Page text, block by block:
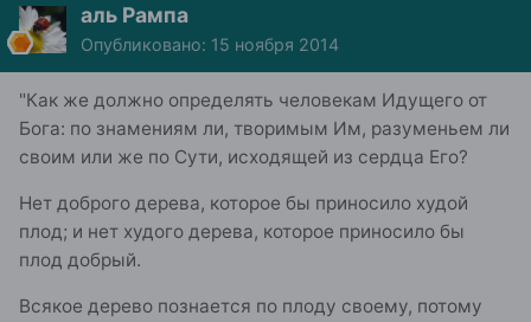
аль Рампа
Опубликовано: 15 ноября 2014
"Как же должно определять человекам Идущего от
Бога: по знамениям ли, творимым Им, разуменьем ли
своим или же по Сути, исходящей из сердца Его?
Нет доброго дерева, которое бы приносило худой
плод; и нет худого дерева, которое приносило бы
плод добрый.
Всякое дерево познается по плоду своему, потому